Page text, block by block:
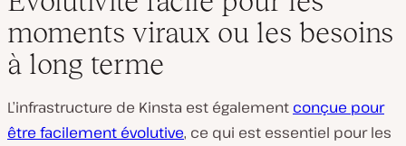
moments viraux ou les besoins
à long terme
L’infrastructure de Kinsta est également conçue pour
être facilement évolutive, ce qui est essentiel pour les